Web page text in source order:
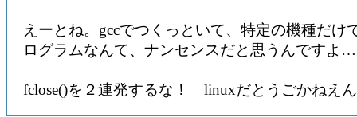
えーとね。gccでつくっといて、特定の機種だけ
ログラムなんて、ナンセンスだと思うんですよ
fclose()を２連発するな！ linuxだとうごかねえ